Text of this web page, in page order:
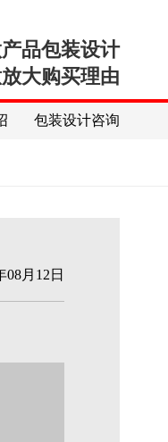
品包装设计
大购买理由
包装设计咨询
08月12日